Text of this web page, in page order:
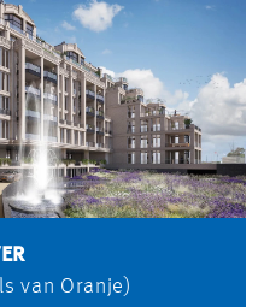
van Oranje)